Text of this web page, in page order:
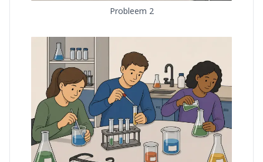
Probleem 2